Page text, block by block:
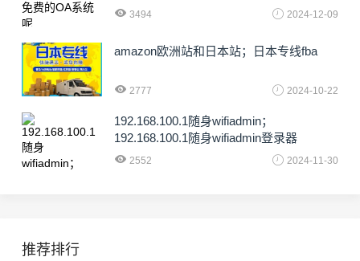
3494 2024-12-09
amazon欧洲站和日本站；日本专线fba
2777 2024-10-22
192.168.100.1随身wifiadmin；
192.168.100.1随身wifiadmin登录器
2552 2024-11-30
推荐排行